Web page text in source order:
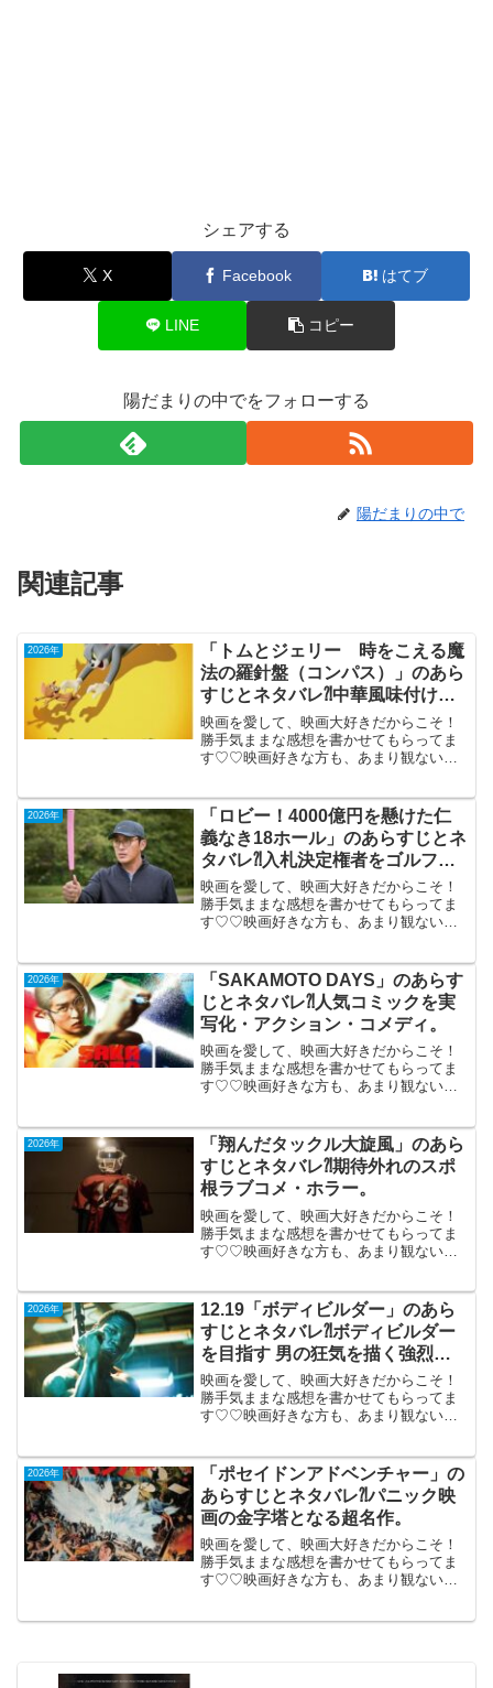
シェアする
X Facebook はてブ
LINE コピー
陽だまりの中でをフォローする
陽だまりの中で
関連記事
2026年
「トムとジェリー 時をこえる魔
法の羅針盤（コンパス）」のあら
すじとネタバレ⁈中華風味付けの
トムとジェリーは食えない。
映画を愛して、映画大好きだからこそ！
勝手気ままな感想を書かせてもらってま
す♡♡映画好きな方も、あまり観ない方
（日本語吹き替え版）米中合作2026年5月
29日公開...
2026年
「ロビー！4000億円を懸けた仁
義なき18ホール」のあらすじとネ
タバレ⁈入札決定権者をゴルフ接
待するコメディ。
映画を愛して、映画大好きだからこそ！
勝手気ままな感想を書かせてもらってま
す♡♡映画好きな方も、あまり観ない方
（韓国）2026年2月27日公開（106分）入
札...
2026年
「SAKAMOTO DAYS」のあらす
じとネタバレ⁈人気コミックを実
写化・アクション・コメディ。
映画を愛して、映画大好きだからこそ！
勝手気ままな感想を書かせてもらってま
す♡♡映画好きな方も、あまり観ない方
気コミックを実写化したアクション・...
2026年
「翔んだタックル大旋風」のあら
すじとネタバレ⁈期待外れのスポ
根ラブコメ・ホラー。
映画を愛して、映画大好きだからこそ！
勝手気ままな感想を書かせてもらってま
す♡♡映画好きな方も、あまり観ない方
待外れのスポ根ラブコメ・ホラー。憧れ
の吉岡...
2026年
12.19「ボディビルダー」のあら
すじとネタバレ⁈ボディビルダー
を目指す 男の狂気を描く強烈作
品。
映画を愛して、映画大好きだからこそ！
勝手気ままな感想を書かせてもらってま
す♡♡映画好きな方も、あまり観ない方
開（123分）No.1ボディビルダーを目指...
2026年
「ポセイドンアドベンチャー」の
あらすじとネタバレ⁈パニック映
画の金字塔となる超名作。
映画を愛して、映画大好きだからこそ！
勝手気ままな感想を書かせてもらってま
す♡♡映画好きな方も、あまり観ない方